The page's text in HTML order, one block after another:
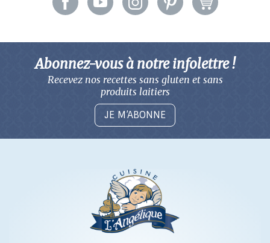
Abonnez-vous à notre infolettre !
Recevez nos recettes sans gluten et sans
produits laitiers
JE M’ABONNE